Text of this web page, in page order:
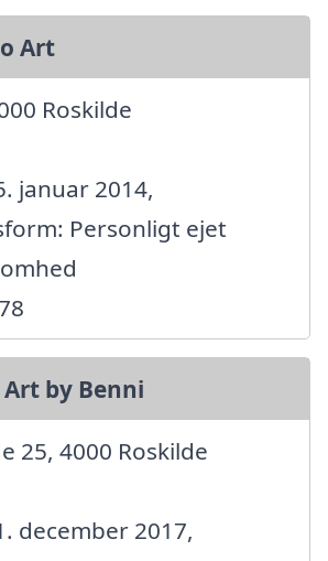
Art
Roskilde
januar 2014,
Personligt ejet
by Benni
25, 4000 Roskilde
december 2017,